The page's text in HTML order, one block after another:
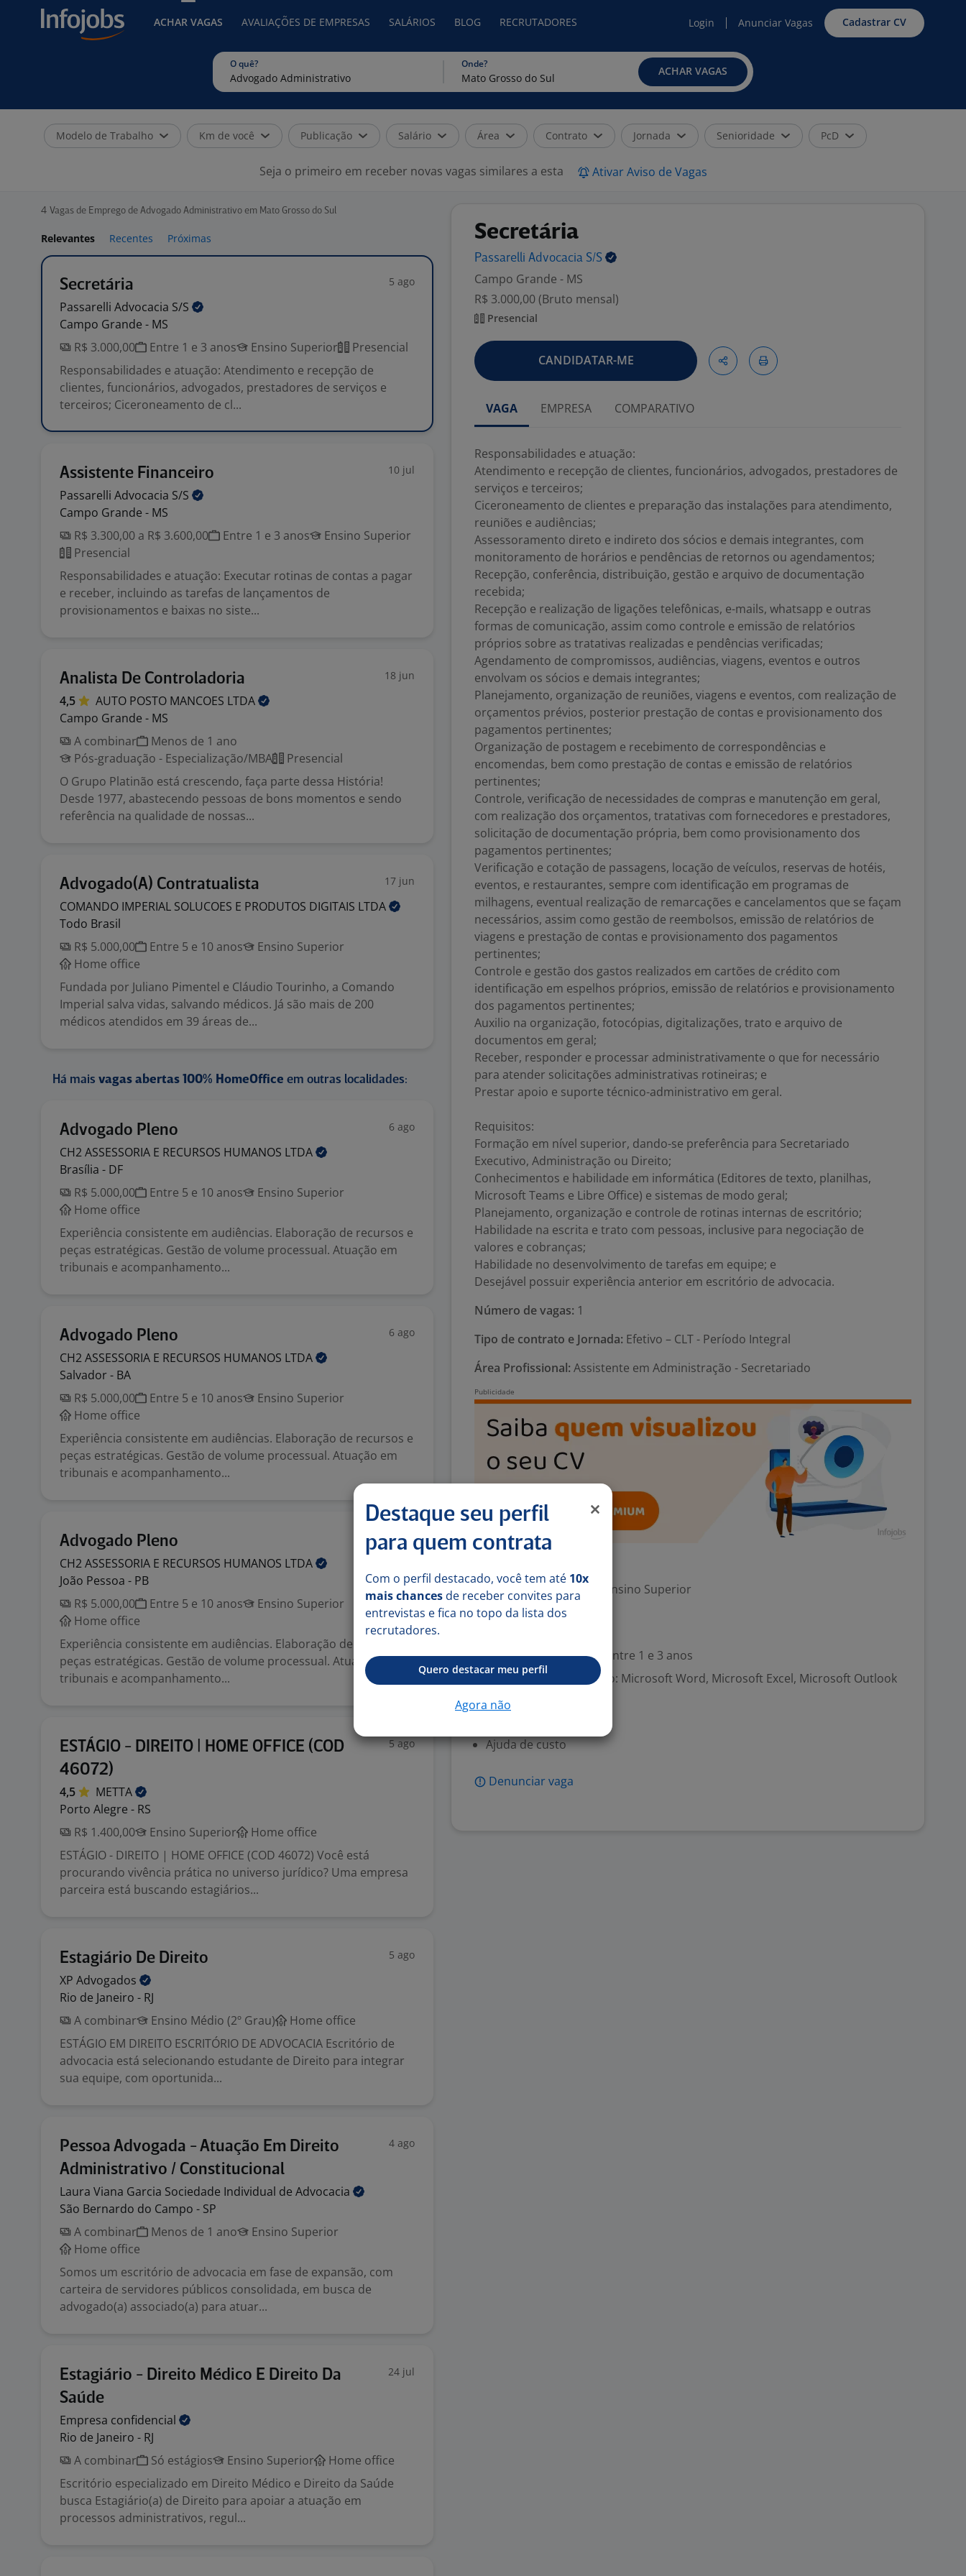
ACHAR VAGAS AVALIAÇÕES DE EMPRESAS SALÁRIOS BLOG RECRUTADORES Login Anunciar Vagas Cadastrar CV
O quê? Onde?
ACHAR VAGAS
Modelo de Trabalho Km de você Publicação Salário Área Contrato Jornada Senioridade PcD
Seja o primeiro em receber novas vagas similares a esta Ativar Aviso de Vagas
4 Vagas de Emprego de Advogado Administrativo em Mato Grosso do Sul
Relevantes Recentes Próximas
Secretária 5 ago
Passarelli Advocacia S/S
Campo Grande - MS
R$ 3.000,00
Entre 1 e 3 anos Ensino Superior
Presencial
Responsabilidades e atuação: Atendimento e recepção de
clientes, funcionários, advogados, prestadores de serviços e
terceiros; Ciceroneamento de cl...
Assistente Financeiro 10 jul
Passarelli Advocacia S/S
Campo Grande - MS
R$ 3.300,00 a R$ 3.600,00
Entre 1 e 3 anos
Ensino Superior
Presencial
Responsabilidades e atuação: Executar rotinas de contas a pagar
e receber, incluindo as tarefas de lançamentos de
provisionamentos e baixas no siste...
Analista De Controladoria 18 jun
4,5 AUTO POSTO MANCOES LTDA
Campo Grande - MS
A combinar
Menos de 1 ano
Pós-graduação - Especialização/MBA
Presencial
O Grupo Platinão está crescendo, faça parte dessa História!
Desde 1977, abastecendo pessoas de bons momentos e sendo
referência na qualidade de nossas...
Advogado(A) Contratualista 17 jun
COMANDO IMPERIAL SOLUCOES E PRODUTOS DIGITAIS LTDA
Todo Brasil
R$ 5.000,00
Entre 5 e 10 anos
Ensino Superior
Home office
Fundada por Juliano Pimentel e Cláudio Tourinho, a Comando
Imperial salva vidas, salvando médicos. Já são mais de 200
médicos atendidos em 39 áreas de...
Há mais vagas abertas 100% HomeOffice em outras localidades:
Advogado Pleno 6 ago
CH2 ASSESSORIA E RECURSOS HUMANOS LTDA
Brasília - DF
R$ 5.000,00
Entre 5 e 10 anos
Ensino Superior
Home office
Experiência consistente em audiências. Elaboração de recursos e
peças estratégicas. Gestão de volume processual. Atuação em
tribunais e acompanhamento...
Advogado Pleno 6 ago
CH2 ASSESSORIA E RECURSOS HUMANOS LTDA
Salvador - BA
R$ 5.000,00
Entre 5 e 10 anos
Ensino Superior
Home office
Experiência consistente em audiências. Elaboração de recursos e
peças estratégicas. Gestão de volume processual. Atuação em
tribunais e acompanhamento...
Advogado Pleno 6 ago
CH2 ASSESSORIA E RECURSOS HUMANOS LTDA
João Pessoa - PB
R$ 5.000,00
Entre 5 e 10 anos
Ensino Superior
Home office
Experiência consistente em audiências. Elaboração de recursos e
peças estratégicas. Gestão de volume processual. Atuação em
tribunais e acompanhamento...
ESTÁGIO - DIREITO | HOME OFFICE (COD
46072)
5 ago
4,5
METTA
Porto Alegre - RS
R$ 1.400,00
Ensino Superior
Home office
ESTÁGIO - DIREITO | HOME OFFICE (COD 46072) Você está
procurando vivência prática no universo jurídico? Uma empresa
parceira está buscando estagiários...
Estagiário De Direito 5 ago
XP Advogados
Rio de Janeiro - RJ
A combinar
Ensino Médio (2º Grau)
Home office
ESTÁGIO EM DIREITO ESCRITÓRIO DE ADVOCACIA Escritório de
advocacia está selecionando estudante de Direito para integrar
sua equipe, com oportunida...
Pessoa Advogada - Atuação Em Direito
Administrativo / Constitucional
4 ago
Laura Viana Garcia Sociedade Individual de Advocacia
São Bernardo do Campo - SP
A combinar
Menos de 1 ano
Ensino Superior
Home office
Somos um escritório de advocacia em fase de expansão, com
carteira de servidores públicos consolidada, em busca de
advogado(a) associado(a) para atuar...
Estagiário - Direito Médico E Direito Da
Saúde
24 jul
Empresa confidencial
Rio de Janeiro - RJ
A combinar
Só estágios Ensino Superior
Home office
Escritório especializado em Direito Médico e Direito da Saúde
busca Estagiário(a) de Direito para apoiar a atuação em
processos administrativos, regul...
Secretária
Passarelli Advocacia S/S
Campo Grande - MS
R$ 3.000,00 (Bruto mensal)
Presencial
CANDIDATAR-ME
VAGA EMPRESA COMPARATIVO
Responsabilidades e atuação:
Atendimento e recepção de clientes, funcionários, advogados, prestadores de
serviços e terceiros;
Ciceroneamento de clientes e preparação das instalações para atendimento,
reuniões e audiências;
Assessoramento direto e indireto dos sócios e demais integrantes, com
monitoramento de horários e pendências de retornos ou agendamentos;
Recepção, conferência, distribuição, gestão e arquivo de documentação
recebida;
Recepção e realização de ligações telefônicas, e-mails, whatsapp e outras
formas de comunicação, assim como controle e emissão de relatórios
próprios sobre as tratativas realizadas e pendências verificadas;
Agendamento de compromissos, audiências, viagens, eventos e outros
envolvam os sócios e demais integrantes;
Planejamento, organização de reuniões, viagens e eventos, com realização de
orçamentos prévios, posterior prestação de contas e provisionamento dos
pagamentos pertinentes;
Organização de postagem e recebimento de correspondências e
encomendas, bem como prestação de contas e emissão de relatórios
pertinentes;
Controle, verificação de necessidades de compras e manutenção em geral,
com realização dos orçamentos, tratativas com fornecedores e prestadores,
solicitação de documentação própria, bem como provisionamento dos
pagamentos pertinentes;
Verificação e cotação de passagens, locação de veículos, reservas de hotéis,
eventos, e restaurantes, sempre com identificação em programas de
milhagens, eventual realização de remarcações e cancelamentos que se façam
necessários, assim como gestão de reembolsos, emissão de relatórios de
viagens e prestação de contas e provisionamento dos pagamentos
pertinentes;
Controle e gestão dos gastos realizados em cartões de crédito com
identificação em espelhos próprios, emissão de relatórios e provisionamento
dos pagamentos pertinentes;
Auxilio na organização, fotocópias, digitalizações, trato e arquivo de
documentos em geral;
Receber, responder e processar administrativamente o que for necessário
para atender solicitações administrativas rotineiras; e
Prestar apoio e suporte técnico-administrativo em geral.
Requisitos:
Formação em nível superior, dando-se preferência para Secretariado
Executivo, Administração ou Direito;
Conhecimentos e habilidade em informática (Editores de texto, planilhas,
Microsoft Teams e Libre Office) e sistemas de modo geral;
Planejamento, organização e controle de rotinas internas de escritório;
Habilidade na escrita e trato com pessoas, inclusive para negociação de
valores e cobranças;
Habilidade no desenvolvimento de tarefas em equipe; e
Desejável possuir experiência anterior em escritório de advocacia.
Número de vagas: 1
Tipo de contrato e Jornada: Efetivo – CLT - Período Integral
Área Profissional: Assistente em Administração - Secretariado
Escolaridade Mínima: Ensino Superior
Experiência desejada: Entre 1 e 3 anos
Aplicações de Escritório: Microsoft Word, Microsoft Excel, Microsoft Outlook
Ajuda de custo
Denunciar vaga
Destaque seu perfil
para quem contrata
Com o perfil destacado, você tem até 10x
mais chances de receber convites para
entrevistas e fica no topo da lista dos
recrutadores.
Quero destacar meu perfil
Agora não